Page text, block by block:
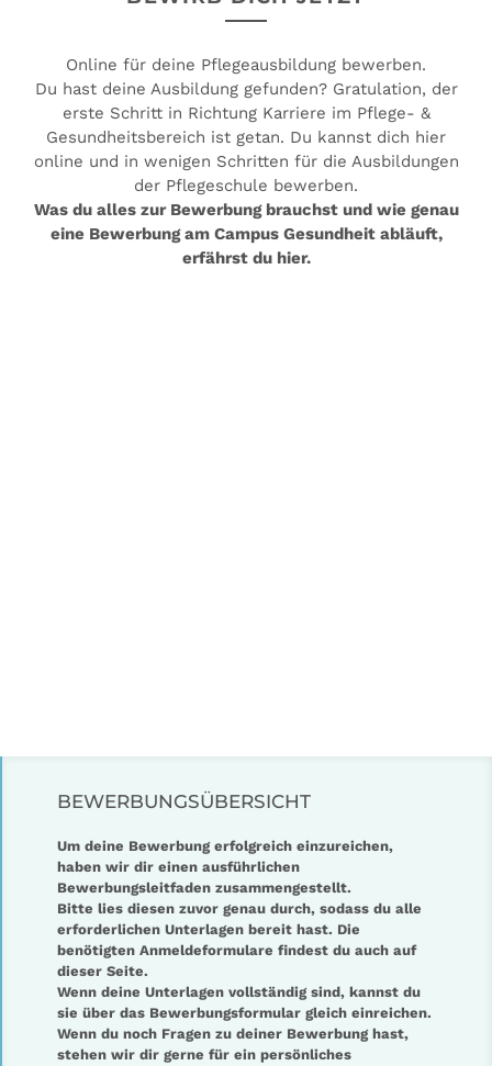
Online für deine Pflegeausbildung bewerben.
Du hast deine Ausbildung gefunden? Gratulation, der
erste Schritt in Richtung Karriere im Pflege- &
Gesundheitsbereich ist getan. Du kannst dich hier
online und in wenigen Schritten für die Ausbildungen
der Pflegeschule bewerben.
Was du alles zur Bewerbung brauchst und wie genau
eine Bewerbung am Campus Gesundheit abläuft,
erfährst du hier.
BEWERBUNGS­ÜBERSICHT
Um deine Bewerbung erfolgreich einzureichen,
haben wir dir einen ausführlichen
Bewerbungsleitfaden zusammengestellt.
Bitte lies diesen zuvor genau durch, sodass du alle
erforderlichen Unterlagen bereit hast. Die
benötigten Anmeldeformulare findest du auch auf
dieser Seite.
Wenn deine Unterlagen vollständig sind, kannst du
sie über das Bewerbungsformular gleich einreichen.
Wenn du noch Fragen zu deiner Bewerbung hast,
stehen wir dir gerne für ein persönliches